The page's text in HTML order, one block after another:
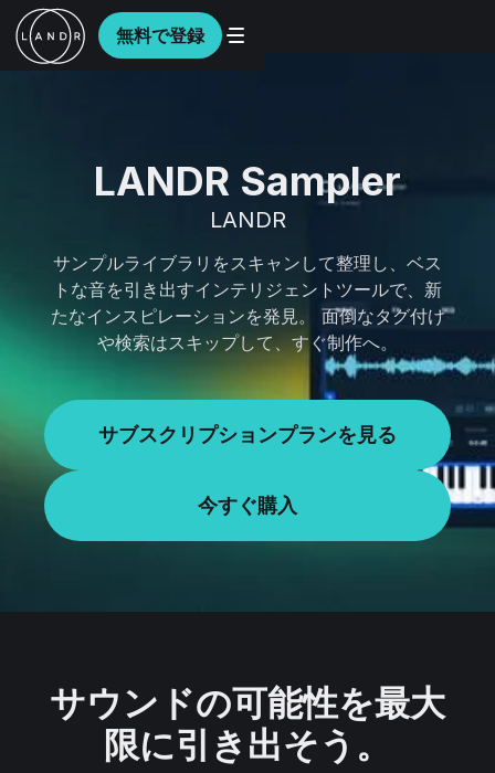
無料で登録
LANDR Sampler
LANDR
サンプルライブラリをスキャンして整理し、ベス
トな音を引き出すインテリジェントツールで、新
たなインスピレーションを発見。 面倒なタグ付け
や検索はスキップして、すぐ制作へ。
サブスクリプションプランを見る
今すぐ購入
サウンドの可能性を最大
限に引き出そう。